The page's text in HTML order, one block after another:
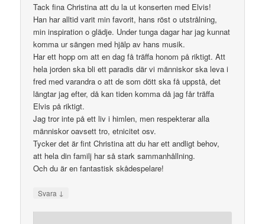
Tack fina Christina att du la ut konserten med Elvis!
Han har alltid varit min favorit, hans röst o utstrålning,
min inspiration o glädje. Under tunga dagar har jag kunnat
komma ur sängen med hjälp av hans musik.
Har ett hopp om att en dag få träffa honom på riktigt. Att
hela jorden ska bli ett paradis där vi människor ska leva i
fred med varandra o att de som dött ska få uppstå, det
längtar jag efter, då kan tiden komma då jag får träffa
Elvis på riktigt.
Jag tror inte på ett liv i himlen, men respekterar alla
människor oavsett tro, etnicitet osv.
Tycker det är fint Christina att du har ett andligt behov,
att hela din familj har så stark sammanhållning.
Och du är en fantastisk skådespelare!
Svara ↓